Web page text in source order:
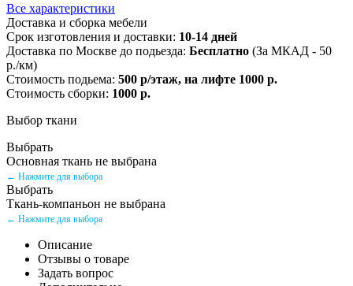
Все характеристики
Доставка и сборка мебели
Срок изготовления и доставки: 10-14 дней
Доставка по Москве до подьезда: Бесплатно (За МКАД - 50
р./км)
Стоимость подьема: 500 р/этаж, на лифте 1000 р.
Стоимость сборки: 1000 р.
Выбор ткани
Выбрать
Основная ткань не выбрана
← Нажмите для выбора
Выбрать
Ткань-компаньон не выбрана
← Нажмите для выбора
Описание
Отзывы о товаре
Задать вопрос